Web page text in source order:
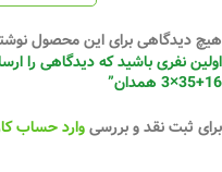
هیچ دیدگاهی برای این محصول
اولین نفری باشید که دیدگاهی را
16+35×3 همدان”
برای ثبت نقد و بررسیوارد حساب